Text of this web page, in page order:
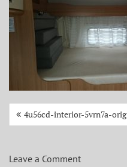
Beitragsnavigation
4u56cd-interior-5vrn7a-orig
Leave a Comment